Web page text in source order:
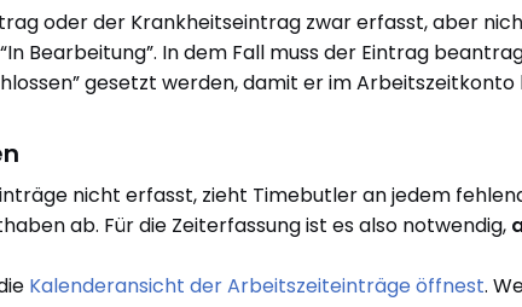
oder der Krankheitseintrag zwar erfasst, aber
Bearbeitung”. In dem Fall muss der Eintrag
gesetzt werden, damit er im
nicht erfasst, zieht Timebutler an jedem
ab. Für die Zeiterfassung ist es also notwendig,
Kalenderansicht der Arbeitszeiteinträge öffnest.